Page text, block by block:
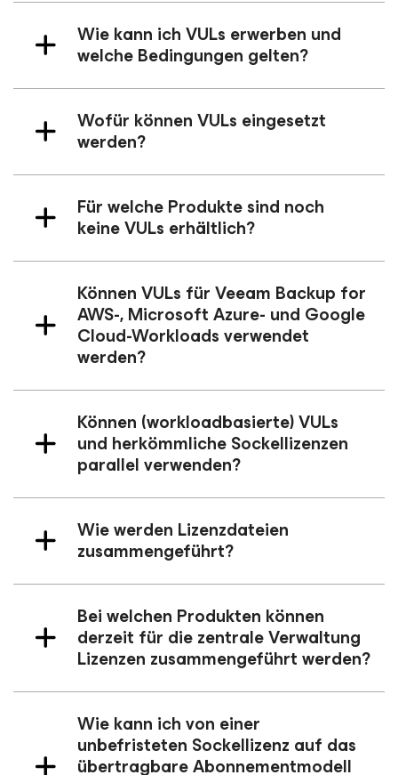
Wie kann ich VULs erwerben und
welche Bedingungen gelten?
Wofür können VULs eingesetzt
werden?
Für welche Produkte sind noch
keine VULs erhältlich?
Können VULs für Veeam Backup for
AWS-,Microsoft Azure- und Google
Cloud-Workloads verwendet
werden?
Können (workloadbasierte) VULs
und herkömmliche Sockellizenzen
parallel verwenden?
Wie werden Lizenzdateien
zusammengeführt?
Bei welchen Produkten können
derzeit für die zentrale Verwaltung
Lizenzen zusammengeführt werden?
Wie kann ich von einer
unbefristeten Sockellizenz auf das
übertragbare Abonnementmodell